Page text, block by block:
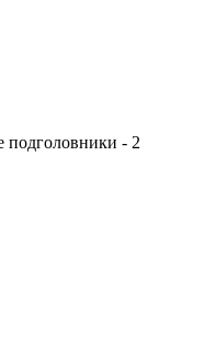
подголовники - 2